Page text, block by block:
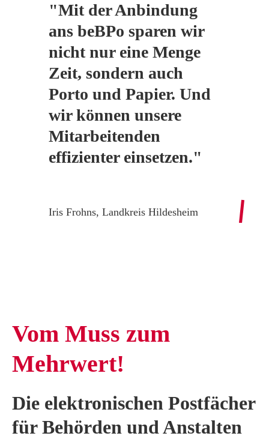
"Mit der Anbindung
ans beBPo sparen wir
nicht nur eine Menge
Zeit, sondern auch
Porto und Papier. Und
wir können unsere
Mitarbeitenden
effizienter einsetzen."
Iris Frohns, Landkreis Hildesheim
Vom Muss zum
Mehrwert!
Die elektronischen Postfächer
für Behörden undAnstalten